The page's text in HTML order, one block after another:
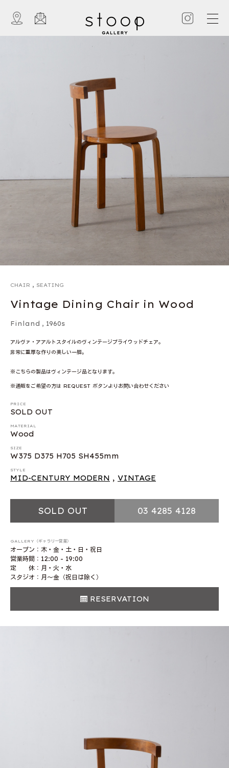
CHAIR , SEATING
Vintage Dining Chair in Wood
Finland , 1960s
アルヴァ・アアルトスタイルのヴィンテージプライウッドチェア。
非常に重厚な作りの美しい一脚。
※こちらの製品はヴィンテージ品となります。
※通販をご希望の方は REQUEST ボタンよりお問い合わせください
PRICE
SOLD OUT
MATERIAL
Wood
SIZE
W375 D375 H705 SH455mm
STYLE
MID-CENTURY MODERN , VINTAGE
SOLD OUT 03 4285 4128
GALLERY（ギャラリー営業）
オープン：木・金・土・日・祝日
営業時間：12:00 - 19:00
定 休：月・火・水
スタジオ：月〜金（祝日は除く）
RESERVATION